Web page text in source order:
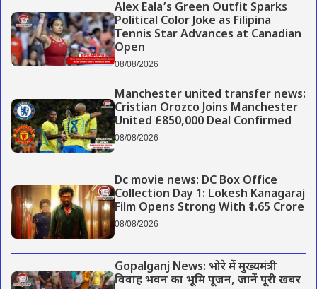
Alex Eala’s Green Outfit Sparks
Political Color Joke as Filipina
Tennis Star Advances at Canadian
Open
08/08/2026
Manchester united transfer news:
Cristian Orozco Joins Manchester
United £850,000 Deal Confirmed
08/08/2026
Dc movie news: DC Box Office
Collection Day 1: Lokesh Kanagaraj
Film Opens Strong With ₹1.65 Crore
08/08/2026
Gopalganj News: भोरे में मुख्यमंत्री
विवाह भवन का भूमि पूजन, जानें पूरी खबर